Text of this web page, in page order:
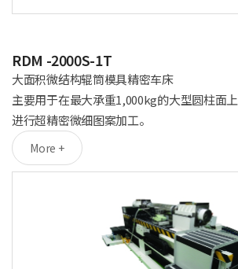
RDM -2000S-1T
大面积微结构辊筒模具精密车床
主要用于在最大承重1,000kg的大型圆柱面上
进行超精密微细图案加工。
More +